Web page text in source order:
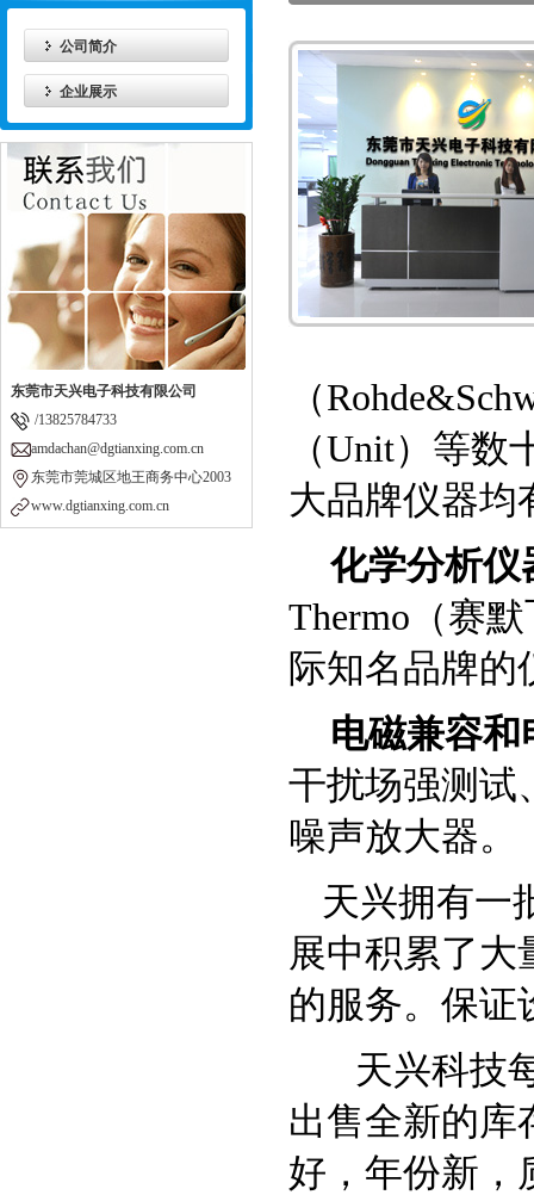
公司简介
企业展示
东莞市天兴电子科技有限公司
/13825784733
amdachan@dgtianxing.com.cn
东莞市莞城区地王商务中心2003
www.dgtianxing.com.cn
（
（Unit）等数
大品牌仪器均
化学分析仪
Thermo （赛
际知名品牌的
电磁兼容和
干扰场强测试
噪声放大器。
天兴拥有一
展中积累了大
的服务。保证
天兴科技
出售全新的库
好，年份新，